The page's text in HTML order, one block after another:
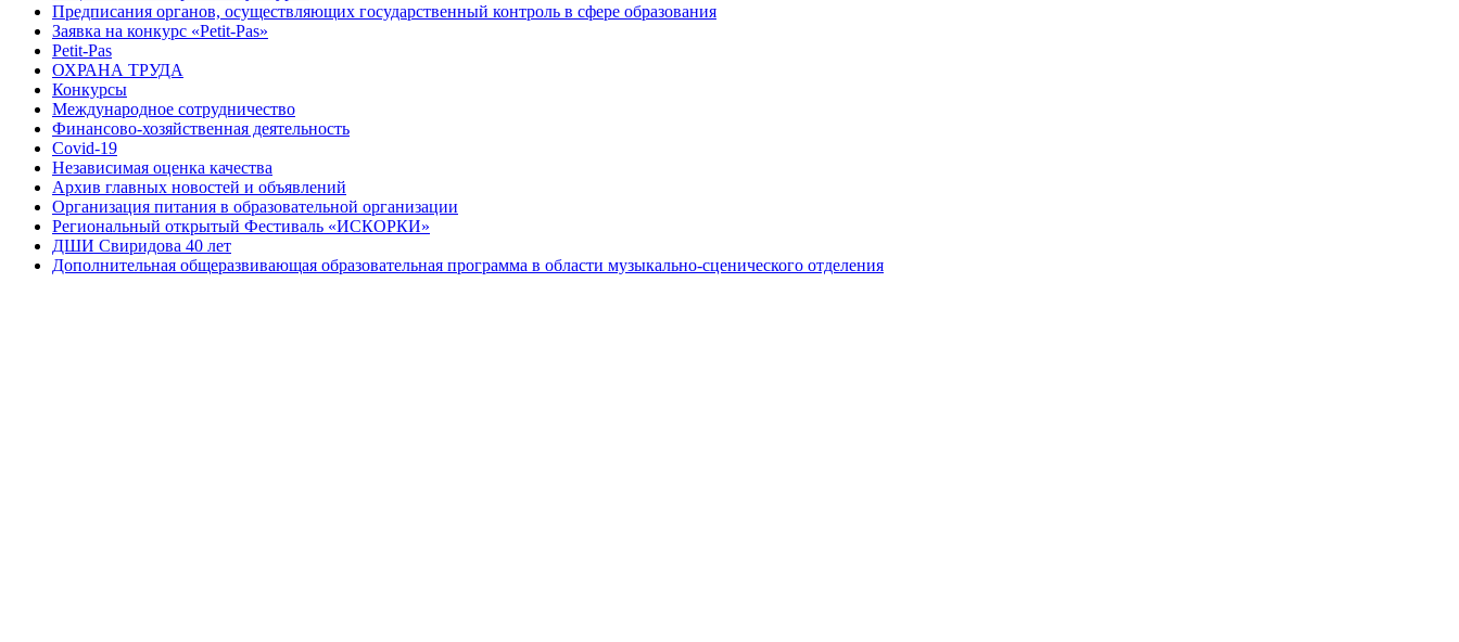
Предписания органов, осуществляющих государственный контроль в сфере образования
Заявка на конкурс «Petit-Pas»
Petit-Pas
ОХРАНА ТРУДА
Конкурсы
Международное сотрудничество
Финансово-хозяйственная деятельность
Covid-19
Независимая оценка качества
Архив главных новостей и объявлений
Организация питания в образовательной организации
Региональный открытый Фестиваль «ИСКОРКИ»
ДШИ Свиридова 40 лет
Дополнительная общеразвивающая образовательная программа в области музыкально-сценического отделения